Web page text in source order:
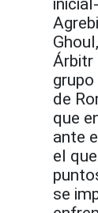
Árbitr
de
que
ante
el
se